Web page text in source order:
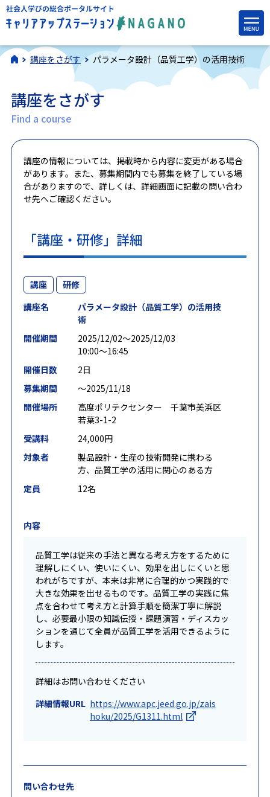
講座をさがす パラメータ設計（品質工学）の活用技術
講座をさがす
Find a course
講座の情報については、掲載時から内容に変更がある場合
があります。また、募集期間内でも募集を終了している場
合がありますので、詳しくは、詳細画面に記載の問い合わ
せ先へご確認ください。
「講座・研修」詳細
講座
研修
講座名
パラメータ設計（品質工学）の活用技
術
開催期間
2025/12/02〜2025/12/03
10:00～16:45
開催日数
2日
募集期間
〜2025/11/18
開催場所
高度ポリテクセンター 千葉市美浜区
若葉3-1-2
受講料
24,000円
対象者
製品設計・生産の技術開発に携わる
方、品質工学の活用に関心のある方
定員
12名
内容
品質工学は従来の手法と異なる考え方をするために
理解しにくい、使いにくい、効果を出しにくいと思
われがちですが、本来は非常に合理的かつ実践的で
大きな効果を出せるものです。品質工学の実践に焦
点を合わせて考え方と計算手順を簡潔丁寧に解説
し、必要最小限の知識伝授・課題演習・ディスカッ
ションを通じて全員が品質工学を活用できるように
します。
詳細はお問い合わせください
詳細情報URL https://www.apc.jeed.go.jp/zais
hoku/2025/G1311.html
問い合わせ先